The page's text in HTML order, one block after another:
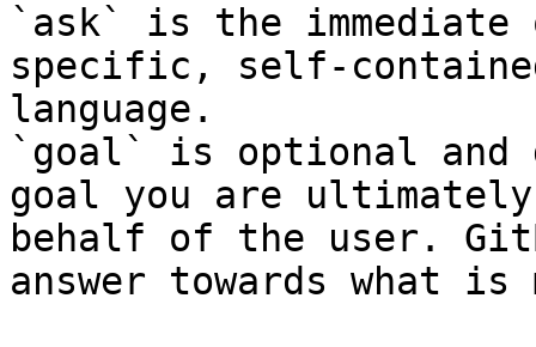
`ask` is the
specific, self-
language.
`goal` is optional and
goal you are
behalf of the user.
answer towards what